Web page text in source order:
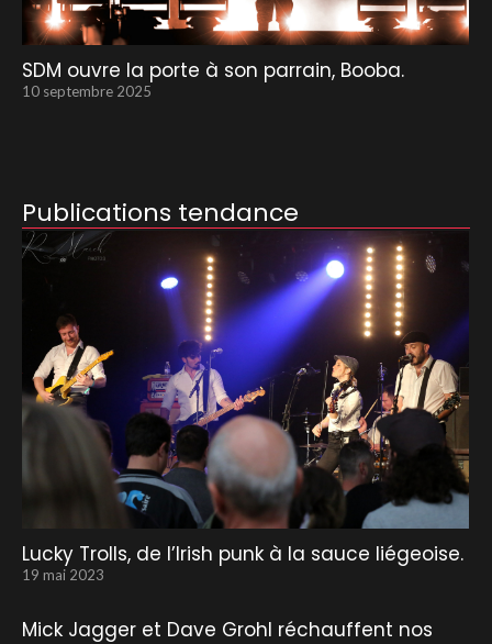
SDM ouvre la porte à son parrain, Booba.
10 septembre 2025
Publications tendance
Lucky Trolls, de l’Irish punk à la sauce liégeoise.
19 mai 2023
Mick Jagger et Dave Grohl réchauffent nos